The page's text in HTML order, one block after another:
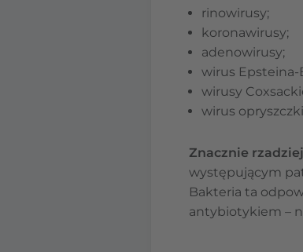
rinowirusy;
koronawirusy;
adenowirusy;
wirus Epsteina-
wirusy
wirus
Znacznie
występującym
Bakteria ta
antybiotykiem –